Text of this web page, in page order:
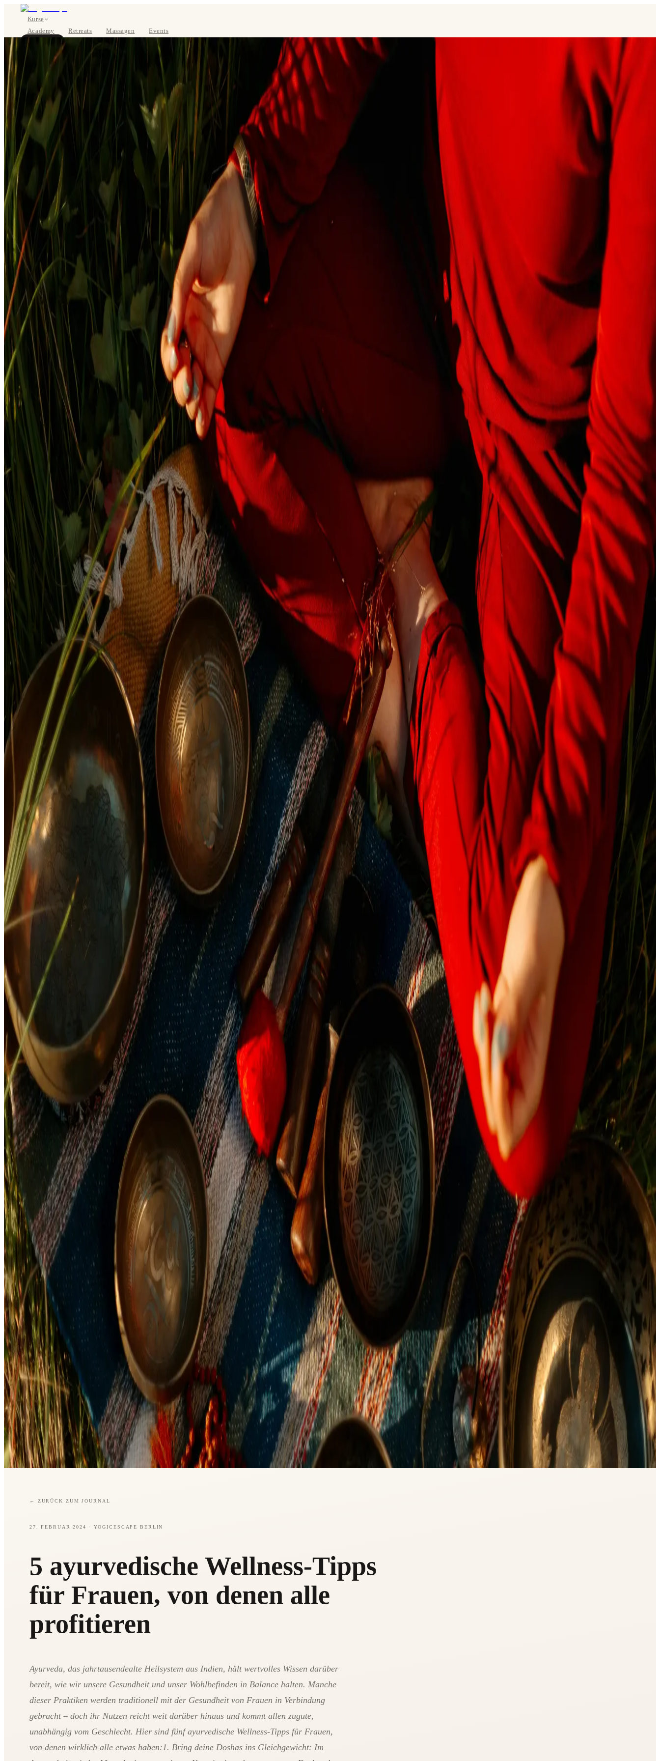
Kurse
Academy
Retreats Massagen
Events
Über uns
JETZT BUCHEN
Kurse
Preise
Über uns
Studios
Journal
Gutscheine
← ZURÜCK ZUM JOURNAL
27. FEBRUAR 2024 · YOGICESCAPE BERLIN
5 ayurvedische Wellness-Tipps
für Frauen, von denen alle
profitieren
Ayurveda, das jahrtausendealte Heilsystem aus Indien, hält wertvolles Wissen darüber
bereit, wie wir unsere Gesundheit und unser Wohlbefinden in Balance halten. Manche
dieser Praktiken werden traditionell mit der Gesundheit von Frauen in Verbindung
gebracht – doch ihr Nutzen reicht weit darüber hinaus und kommt allen zugute,
unabhängig vom Geschlecht. Hier sind fünf ayurvedische Wellness-Tipps für Frauen,
von denen wirklich alle etwas haben:1. Bring deine Doshas ins Gleichgewicht: Im